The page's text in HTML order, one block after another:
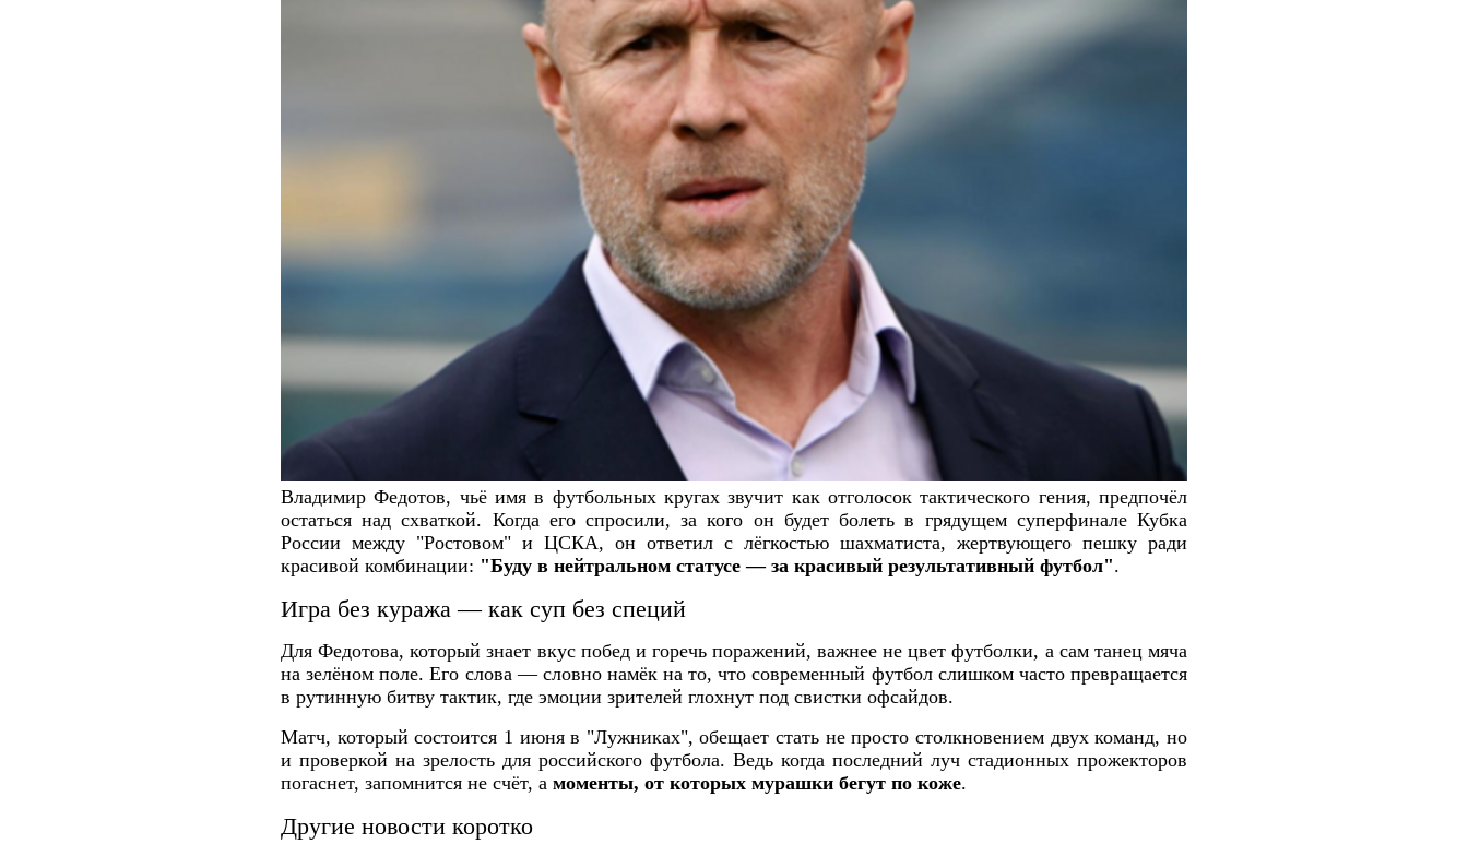
Владимир Федотов, чьё имя в футбольных кругах звучит как отголосок тактического гения, предпочёл
остаться над схваткой. Когда его спросили, за кого он будет болеть в грядущем суперфинале Кубка
России между "Ростовом" и ЦСКА, он ответил с лёгкостью шахматиста, жертвующего пешку ради
красивой комбинации: "Буду в нейтральном статусе — за красивый результативный футбол".
Игра без куража — как суп без специй
Для Федотова, который знает вкус побед и горечь поражений, важнее не цвет футболки, а сам танец мяча
на зелёном поле. Его слова — словно намёк на то, что современный футбол слишком часто превращается
в рутинную битву тактик, где эмоции зрителей глохнут под свистки офсайдов.
Матч, который состоится 1 июня в "Лужниках", обещает стать не просто столкновением двух команд, но
и проверкой на зрелость для российского футбола. Ведь когда последний луч стадионных прожекторов
погаснет, запомнится не счёт, амоменты, от которых мурашки бегут по коже.
Другие новости коротко